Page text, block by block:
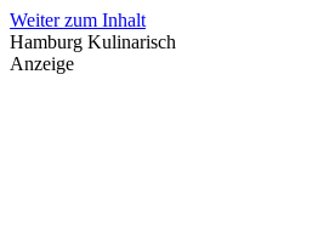
Weiter zum Inhalt
Hamburg Kulinarisch
Anzeige